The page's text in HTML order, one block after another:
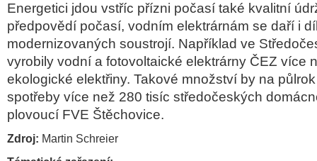
Energetici jdou vstříc přízni počasí také kvalitní
předpovědí počasí, vodním elektrárnám se daří i
modernizovaných soustrojí. Například ve
vyrobily vodní a fotovoltaické elektrárny ČEZ více
ekologické elektřiny. Takové množství by na
spotřeby více než 280 tisíc středočeských
plovoucí FVE Štěchovice.
Zdroj: Martin Schreier